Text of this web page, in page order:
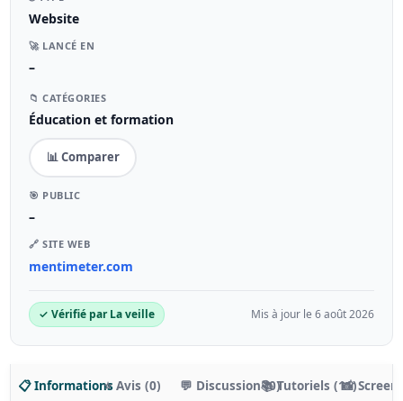
Website
🚀 LANCÉ EN
–
📁 CATÉGORIES
Éducation et formation
📊 Comparer
🎯 PUBLIC
–
🔗 SITE WEB
mentimeter.com
✓ Vérifié par La veille Mis à jour le 6 août 2026
📋 Informations⭐ Avis (0) 💬 Discussion (0)📚 Tutoriels (11)
📸